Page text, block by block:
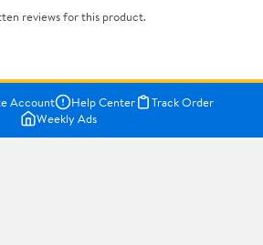
reviews for this product.
Account Help Center
Track Order
Weekly Ads